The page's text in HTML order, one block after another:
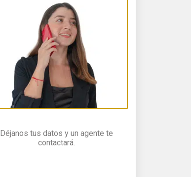
Déjanos tus datos y un agente te
contactará.